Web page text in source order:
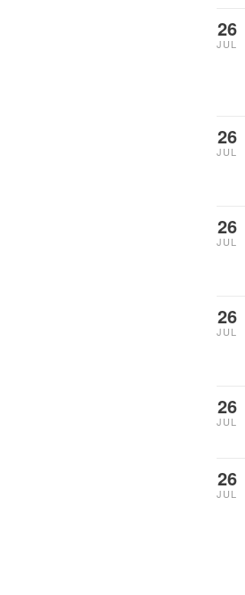
26
JUL
26
JUL
26
JUL
26
JUL
26
JUL
26
JUL